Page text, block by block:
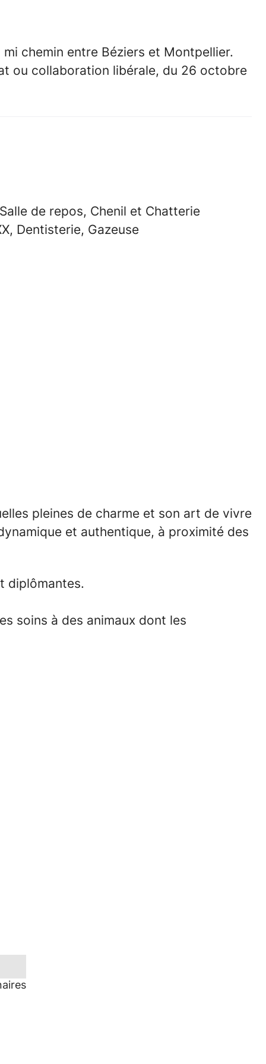
chemin entre Béziers et Montpellier.
ou collaboration libérale, du 26 octobre
de repos, Chenil et Chatterie
Dentisterie, Gazeuse
pleines de charme et son art de vivre
et authentique, à proximité des
diplômantes.
soins à des animaux dont les